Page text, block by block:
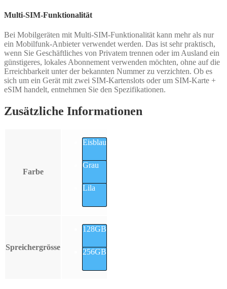
Multi-SIM-Funktionalität
Bei Mobilgeräten mit Multi-SIM-Funktionalität kann mehr als nur
ein Mobilfunk-Anbieter verwendet werden. Das ist sehr praktisch,
wenn Sie Geschäftliches von Privatem trennen oder im Ausland ein
günstigeres, lokales Abonnement verwenden möchten, ohne auf die
Erreichbarkeit unter der bekannten Nummer zu verzichten. Ob es
sich um ein Gerät mit zwei SIM-Kartenslots oder um SIM-Karte +
eSIM handelt, entnehmen Sie den Spezifikationen.
Zusätzliche Informationen
Farbe
Eisblau
Grau
Lila
Spreichergrösse
128GB
256GB